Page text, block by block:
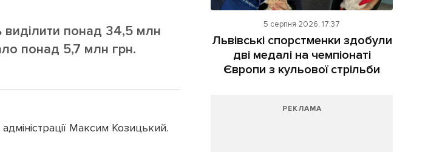
виділити понад 34,5 млн
понад 5,7 млн грн.
Максим Козицький.
5 серпня 2026, 17:37
Львівські спорстменки здобули
дві медалі на чемпіонаті
Європи з кульової стрільби
РЕКЛАМА